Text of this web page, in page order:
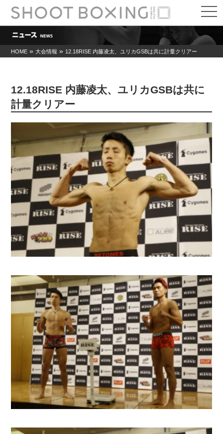
t
o
g
l
n
i
o
HOME »大会情報 » 12.18RISE 内藤凌太、ユリカGSBは共に計量クリアー
12.18RISE 内藤凌太、ユリカGSBは共に
計量クリアー